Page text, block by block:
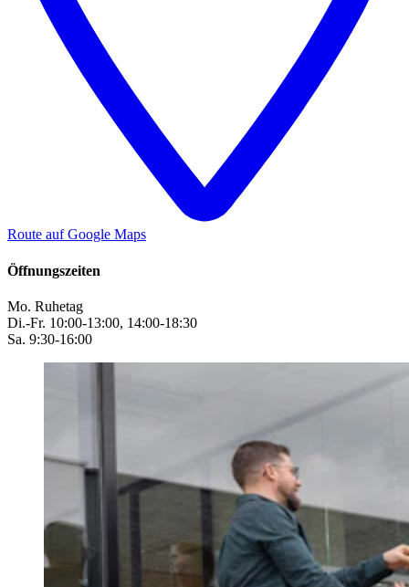
Route auf Google Maps
Öffnungszeiten
Mo. Ruhetag
Di.-Fr. 10:00-13:00, 14:00-18:30
Sa. 9:30-16:00